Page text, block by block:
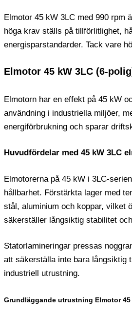
Elmotor 45 kW 3LC med 990 rpm
höga krav ställs på tillförlitlighet,
energisparstandarder. Tack vare
Elmotor 45 kW 3LC (6-
Elmotorn har en effekt på 45 kW
användning i industriella miljöer,
energiförbrukning och sparar
Huvudfördelar med 45 kW 3LC
Elmotorerna på 45 kW i 3LC-
hållbarhet. Förstärkta lager med
stål, aluminium och koppar, vilket
säkerställer långsiktig stabilitet
Statorlamineringar pressas
att säkerställa inte bara långsiktig
industriell utrustning.
Grundläggande utrustning Elmotor 45